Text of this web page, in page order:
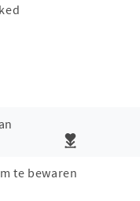
te bewaren